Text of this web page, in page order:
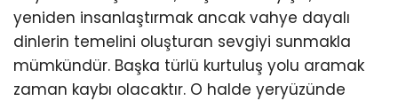
yeniden insanlaştırmak ancak vahye dayalı
dinlerin temelini oluşturan sevgiyi sunmakla
mümkündür. Başka türlü kurtuluş yolu aramak
zaman kaybı olacaktır. O halde yeryüzünde